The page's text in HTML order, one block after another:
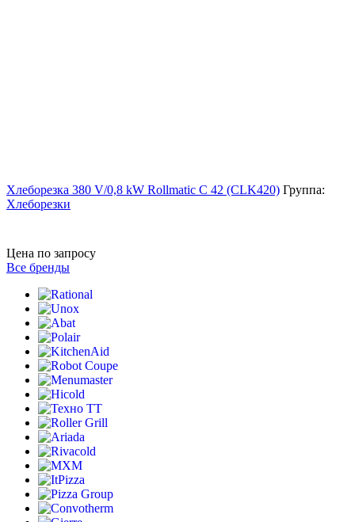
Хлеборезка 380 V/0,8 kW Rollmatic C 42 (CLK420) Группа:
Хлеборезки
Цена по запросу
Все бренды